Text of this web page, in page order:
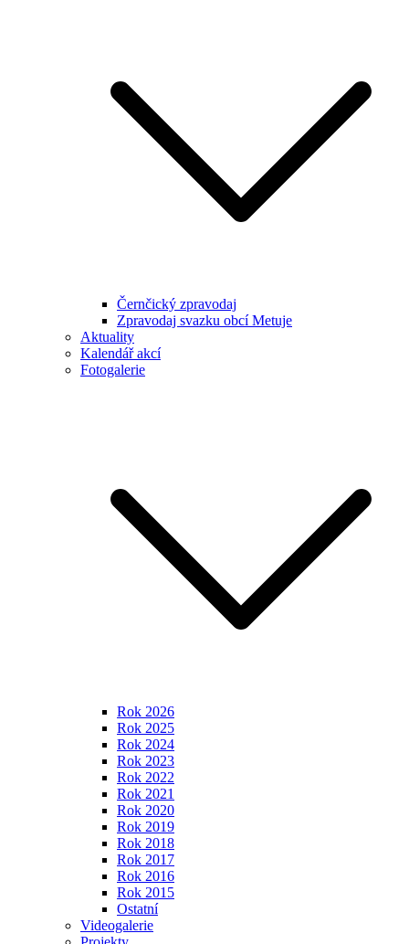
Černčický zpravodaj
Zpravodaj svazku obcí Metuje
Aktuality
Kalendář akcí
Fotogalerie
Rok 2026
Rok 2025
Rok 2024
Rok 2023
Rok 2022
Rok 2021
Rok 2020
Rok 2019
Rok 2018
Rok 2017
Rok 2016
Rok 2015
Ostatní
Videogalerie